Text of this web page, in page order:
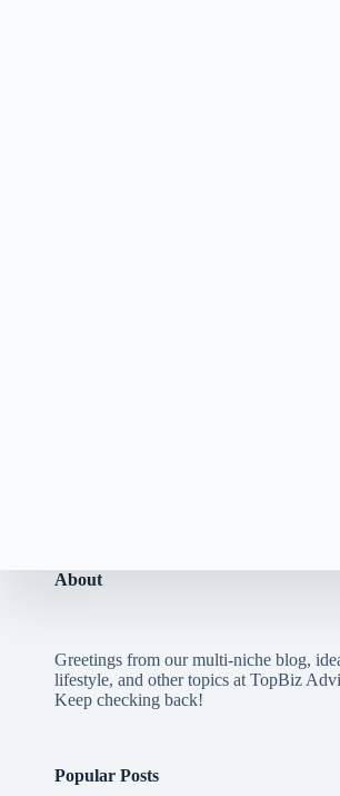
About
Greetings from our multi-niche blog,
lifestyle, and other topics at TopBiz
Keep checking back!
Popular Posts